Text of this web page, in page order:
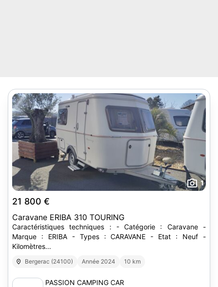
1
21 800 €
Caravane ERIBA 310 TOURING
Caractéristiques techniques : - Catégorie : Caravane -
Marque : ERIBA - Types : CARAVANE - Etat : Neuf -
Kilomètres...
Bergerac (24100) Année 2024 10 km
PASSION CAMPING CAR